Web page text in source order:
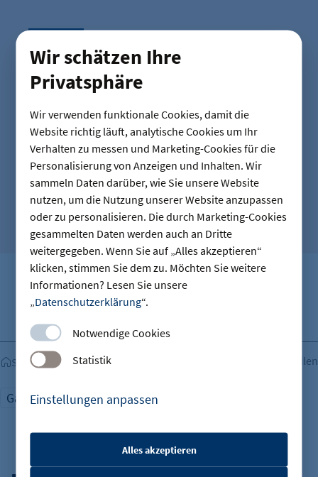
Wir schätzen Ihre
Privatsphäre
Wir verwenden funktionale Cookies, damit die
Website richtig läuft, analytische Cookies um Ihr
Verhalten zu messen und Marketing-Cookies für die
Personalisierung von Anzeigen und Inhalten. Wir
sammeln Daten darüber, wie Sie unsere Website
nutzen, um die Nutzung unserer Website anzupassen
oder zu personalisieren. Die durch Marketing-Cookies
gesammelten Daten werden auch an Dritte
weitergegeben. Wenn Sie auf „Alles akzeptieren“
klicken, stimmen Sie dem zu. Möchten Sie weitere
Informationen? Lesen Sie unsere
„Datenschutzerklärung“.
Notwendige Cookies
Statistik
Einstellungen anpassen
etracker Sitzungs-Cookie
Alles akzeptieren
90
Millionen Fahrgäste
hat die Flix SE im Jahr 2024
weltweit befördert.
Startseite Teilen
Gastronomie Mobilität